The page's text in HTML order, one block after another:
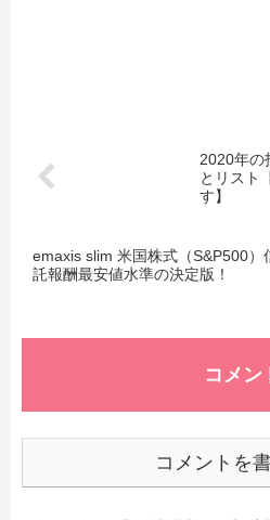
2020年の
とリスト
す】
emaxis slim 米国株式（S&P500）
託報酬最安値水準の決定版！
コメン
コメントを